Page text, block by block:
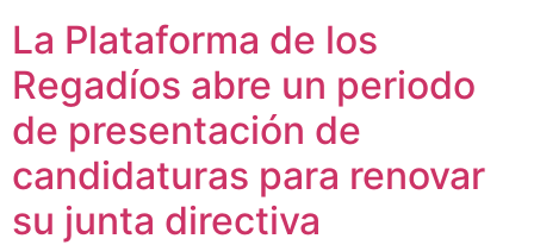
La Plataforma de los
Regadíos abre un periodo
de presentación de
candidaturas para renovar
su junta directiva